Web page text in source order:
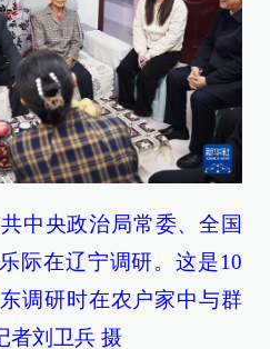
中央政治局常委、全国
际在辽宁调研。这是10
调研时在农户家中与群
者刘卫兵 摄